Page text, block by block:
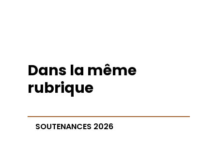
Dans la même
rubrique
SOUTENANCES 2026